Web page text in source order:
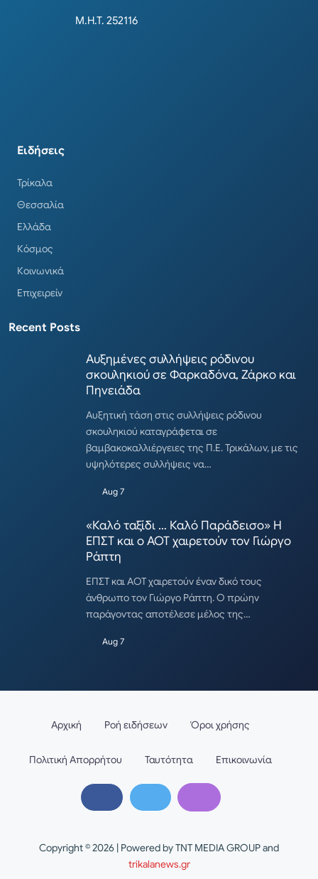
Μ.Η.Τ. 252116
Ειδήσεις
Τρίκαλα
Θεσσαλία
Ελλάδα
Κόσμος
Κοινωνικά
Επιχειρείν
Recent Posts
Αυξημένες συλλήψεις ρόδινου
σκουληκιού σε Φαρκαδόνα, Ζάρκο και
Πηνειάδα
Αυξητική τάση στις συλλήψεις ρόδινου
σκουληκιού καταγράφεται σε
βαμβακοκαλλιέργειες της Π.Ε. Τρικάλων, με τις
υψηλότερες συλλήψεις να…
Aug 7
«Καλό ταξίδι … Καλό Παράδεισο» Η
ΕΠΣΤ και ο ΑΟΤ χαιρετούν τον Γιώργο
Ράπτη
ΕΠΣΤ και ΑΟΤ χαιρετούν έναν δικό τους
άνθρωπο τον Γιώργο Ράπτη. Ο πρώην
παράγοντας αποτέλεσε μέλος της…
Aug 7
Copyright © 2026 | Powered by TNT MEDIA GROUP and
trikalanews.gr
Αρχική Ροή ειδήσεων Όροι χρήσης
Πολιτική Απορρήτου Ταυτότητα Επικοινωνία